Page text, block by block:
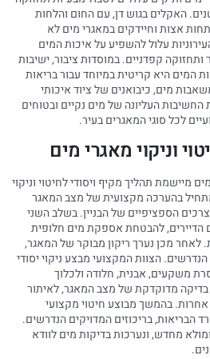
האקלים בגוש דן, עם החום והלחות
אצות וחיידקים במאגרי מים לא
עלול להשפיע על איכות המים
ותחזוקה קפדניים. במוסדות ציבור, ישיבות
המים היא קריטית במיוחד עבור בריאות
מים, כיבואנים של ציוד איכותי
העליונה של מים נקיים ובטוחים
לכל סוגי המאגרים בעיר.
וניקוי מאגרי מים
מיישמת תהליך מקיף ויסודי לחיטוי וניקוי
בהערכה מקצועית של מצב המאגר
הספציפיים של הבניין. בשלב השני
הדיירים, להבטחת אספקת מים חלופית
לאחר מכן נערך ריקון מבוקר של המאגר,
הצוות המקצועי מבצע ניקוי יסודי
משקעים, אבנית, חלודה ולכלוך
מדוקדקת של מצב המאגר, לאיתור
אחרות. בהמשך מבוצע חיטוי מקצועי
הבריאות, בריכוזים המדויקים הנדרשים.
מחדש, ונערכות בדיקות מים לוודא